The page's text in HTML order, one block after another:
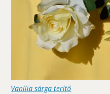
Vanília sárga terítő